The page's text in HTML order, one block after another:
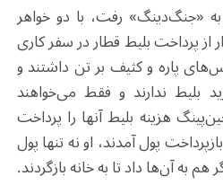
«جنگ‌دینگ» رفت، با دو خواهر
از پرداخت بلیط قطار در سفر کاری
پاره و کثیف بر تن داشتند و
بلیط ندارند و فقط می‌خواهند
هزینه بلیط آنها را پرداخت
پول آمدند، او نه تنها پول
به آن‌ها داد تا به خانه بازگردند.